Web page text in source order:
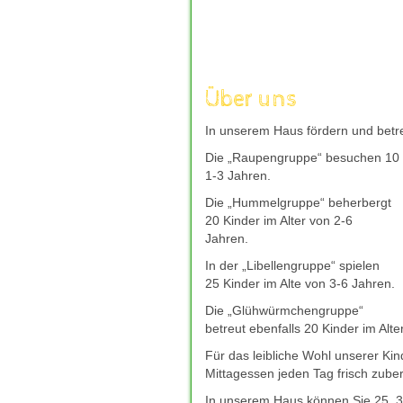
Entscheidung fuer ihr
verantwortungsvoll genossen,
und neue Energie spendet.
Giropay bleibt auch 2026 eine
direkt Ã¼ber das Online-Banking
mit Giropay
hilft dabei, seriÃ¶se
zuverlÃ¤ssigem Kundenservice
bevorzugte Casino-Plattform
Über uns
In unserem Haus fördern und
Die „Raupengruppe“ besuchen
1-3 Jahren.
Die „Hummelgruppe“ beherbergt
20 Kinder im Alter von 2-6
Jahren.
In der „Libellengruppe“ spielen
25 Kinder im Alte von 3-6 Jahren.
Die „Glühwürmchengruppe“
betreut ebenfalls 20 Kinder im
Für das leibliche Wohl unserer
Mittagessen jeden Tag frisch